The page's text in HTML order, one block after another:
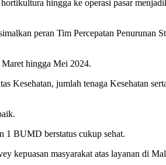
hingga ke operasi pasar
peran Tim Percepatan Penurunan
hingga Mei 2024.
Kesehatan, jumlah tenaga Kesehatan
1 BUMD berstatus cukup sehat.
kepuasan masyarakat atas layanan di